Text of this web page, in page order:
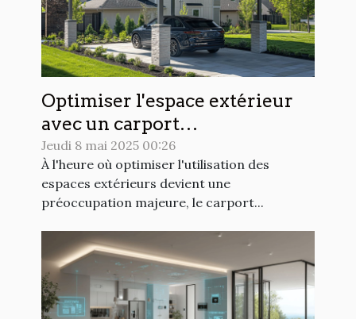
Optimiser l'espace extérieur
avec un carport
photovoltaïque
Jeudi 8 mai 2025 00:26
À l'heure où optimiser l'utilisation des
espaces extérieurs devient une
préoccupation majeure, le carport...